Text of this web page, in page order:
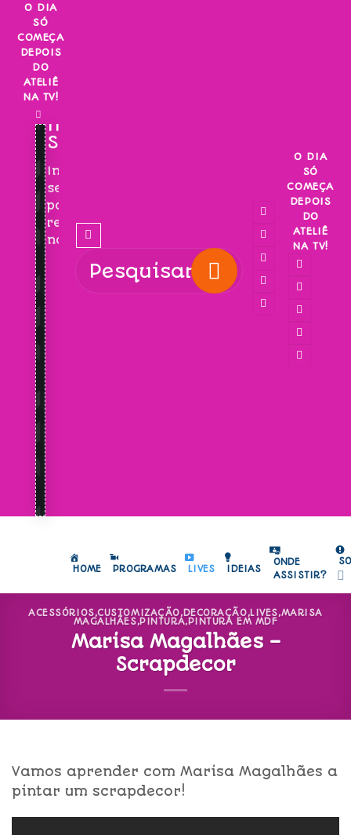
Skip
content
O DIA
SÓ
COMEÇA
DEPOIS
DO
ATELIÊ
NA TV!
INSCREVA-
SE!
Inscreva-
se
para
receber
novidades!
O DIA
SÓ
COMEÇA
DEPOIS
DO
ATELIÊ
NA TV!
HOME PROGRAMAS LIVES IDEIAS
ONDE
ASSISTIR?
ACESSÓRIOS,CUSTOMIZAÇÃO,DECORAÇÃO,LIVES,MARISA
MAGALHÃES,PINTURA, PINTURA EM MDF
Marisa Magalhães –
Scrapdecor
Vamos aprender com Marisa Magalhães a
pintar um scrapdecor!